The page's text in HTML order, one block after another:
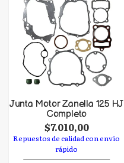
Junta Motor Zanella 125 HJ
Completo
$7.010,00
Repuestos de calidad con envío
rápido